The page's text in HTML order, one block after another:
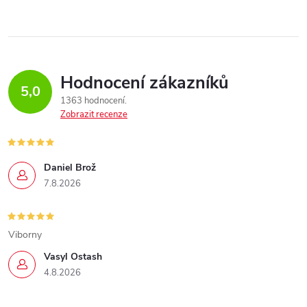
5,0 Hodnocení zákazníků
1363 hodnocení
Zobrazit recenze
Daniel Brož
7.8.2026
Vasyl Ostash
4.8.2026
Viborny